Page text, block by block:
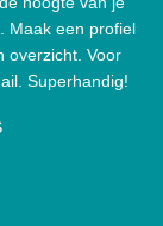
Maak een profiel
overzicht. Voor
Superhandig!